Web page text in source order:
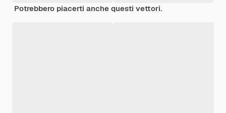
Potrebbero piacerti anche questi vettori.